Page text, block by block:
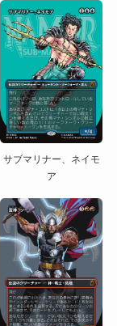
サブマリナー、ネイモ
ア